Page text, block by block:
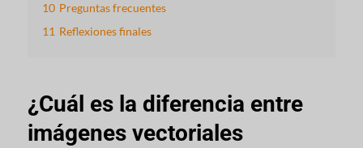
10 Preguntas frecuentes
11 Reflexiones finales
¿Cuál es la diferencia entre
imágenes vectoriales